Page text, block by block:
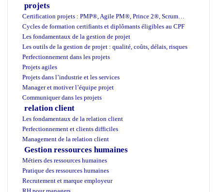
projets
Certification projets : PMP®, Agile PM®, Prince 2®, Scrum…
Cycles de formation certifiants et diplômants éligibles au CPF
Les fondamentaux de la gestion de projet
Les outils de la gestion de projet : qualité, coûts, délais, risques
Perfectionnement dans les projets
Projets agiles
Projets dans l’industrie et les services
Manager et motiver l’équipe projet
Communiquer dans les projets
relation client
Les fondamentaux de la relation client
Perfectionnement et clients difficiles
Management de la relation client
Gestion ressources humaines
Métiers des ressources humaines
Pratique des ressources humaines
Recrutement et marque employeur